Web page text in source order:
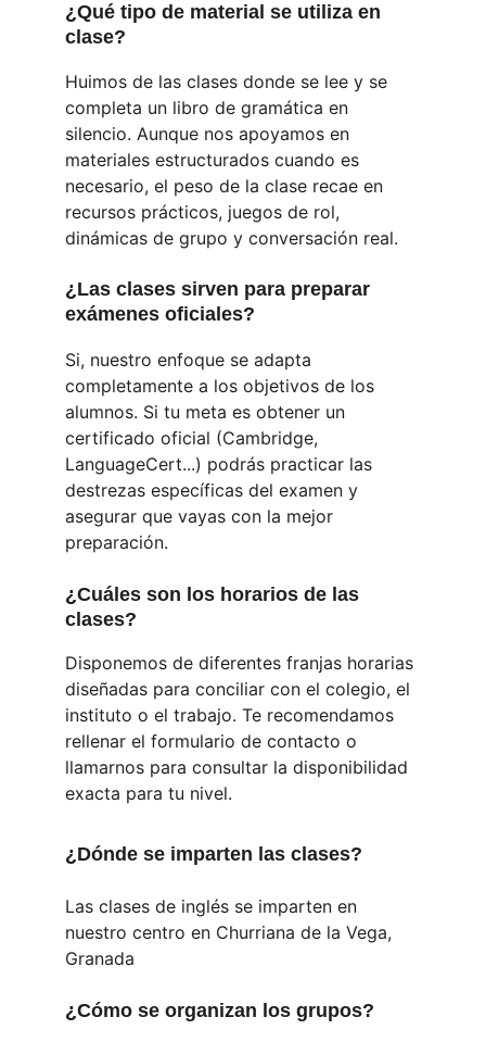
¿Qué tipo de material se utiliza en
clase?
¿Cómo se organizan los grupos?
¿Cuáles son los horarios de las
clases?
¿Las clases sirven para preparar
exámenes oficiales?
Disponemos de diferentes franjas horarias
diseñadas para conciliar con el colegio, el
instituto o el trabajo. Te recomendamos
rellenar el formulario de contacto o
llamarnos para consultar la disponibilidad
exacta para tu nivel.
Huimos de las clases donde se lee y se
completa un libro de gramática en
silencio. Aunque nos apoyamos en
materiales estructurados cuando es
necesario, el peso de la clase recae en
recursos prácticos, juegos de rol,
dinámicas de grupo y conversación real.
Si, nuestro enfoque se adapta
completamente a los objetivos de los
alumnos. Si tu meta es obtener un
certificado oficial (Cambridge,
LanguageCert...) podrás practicar las
destrezas específicas del examen y
asegurar que vayas con la mejor
preparación.
¿Dónde se imparten las clases?
Las clases de inglés se imparten en
nuestro centro en Churriana de la Vega,
Granada